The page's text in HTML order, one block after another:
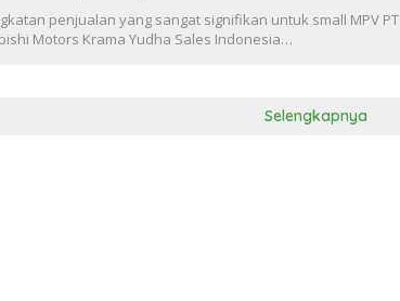
penjualan yang sangat signifikan untuk small MPV PT
Motors Krama Yudha Sales Indonesia…
Selengkapnya